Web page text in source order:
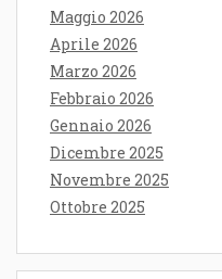
Maggio 2026
Aprile 2026
Marzo 2026
Febbraio 2026
Gennaio 2026
Dicembre 2025
Novembre 2025
Ottobre 2025